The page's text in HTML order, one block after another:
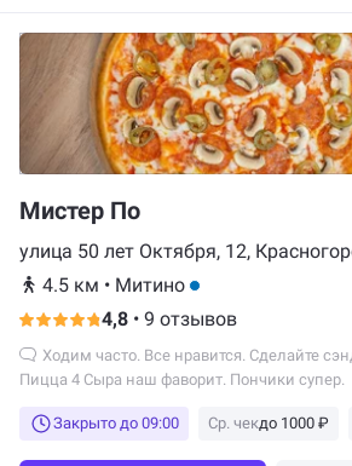
Мистер По
улица 50 лет Октября, 12,
4.5 км • Митино
4,8 • 9 отзывов
Пицца 4 Сыра наш фаворит. Пончики супер.
Закрыто до 09:00 Ср. чекдо 1000 ₽